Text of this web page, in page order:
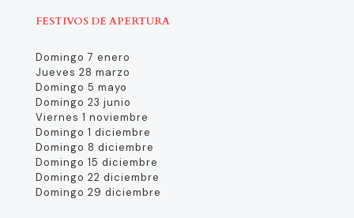
FESTIVOS DE APERTURA
Domingo 7 enero
Jueves 28 marzo
Domingo 5 mayo
Domingo 23 junio
Viernes 1 noviembre
Domingo 1 diciembre
Domingo 8 diciembre
Domingo 15 diciembre
Domingo 22 diciembre
Domingo 29 diciembre